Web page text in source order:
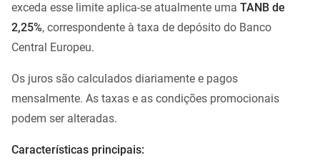
exceda esse limite aplica-se atualmente uma TANB de
2,25%, correspondente à taxa de depósito do Banco
Central Europeu.
Os juros são calculados diariamente e pagos
mensalmente. As taxas e as condições promocionais
podem ser alteradas.
Características principais: